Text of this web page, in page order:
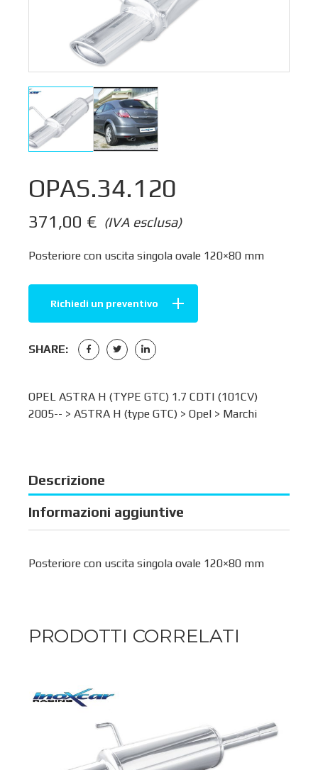
OPAS.34.120
(IVA esclusa)
371,00 €
Posteriore con uscita singola ovale 120×80 mm
Richiedi un preventivo
SHARE:
OPEL ASTRA H (TYPE GTC) 1.7 CDTI (101CV)
2005-- > ASTRA H (type GTC) > Opel > Marchi
Descrizione
Informazioni aggiuntive
Posteriore con uscita singola ovale 120×80 mm
PRODOTTI CORRELATI